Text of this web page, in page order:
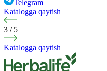
Telegram
Katalogga qaytish
3 / 5
Katalogga qaytish